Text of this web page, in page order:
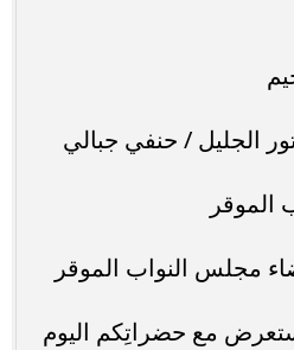
الجليل / حنفي جبالي
الموقر
مجلس النواب الموقر
مع حضراتِكم اليوم